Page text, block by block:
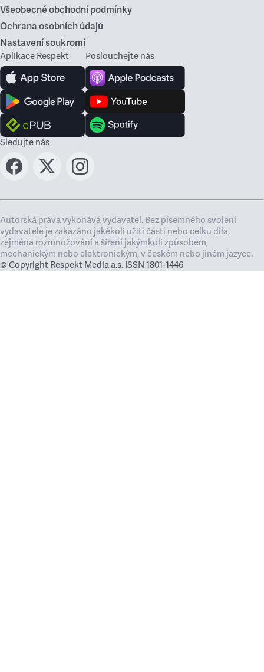
Všeobecné obchodní podmínky
Ochrana osobních údajů
Nastavení soukromí
Aplikace Respekt Poslouchejte nás
Sledujte nás
Autorská práva vykonává vydavatel. Bez písemného svolení
vydavatele je zakázáno jakékoli užití částí nebo celku díla,
zejména rozmnožování a šíření jakýmkoli způsobem,
mechanickým nebo elektronickým, v českém nebo jiném jazyce.
© Copyright Respekt Media a.s. ISSN 1801-1446